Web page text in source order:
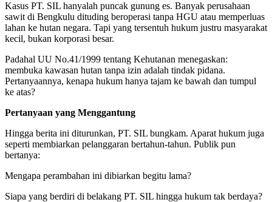
Kasus PT. SIL hanyalah puncak gunung es. Banyak perusahaan
sawit di Bengkulu dituding beroperasi tanpa HGU atau memperluas
lahan ke hutan negara. Tapi yang tersentuh hukum justru masyarakat
kecil, bukan korporasi besar.
Padahal UU No.41/1999 tentang Kehutanan menegaskan:
membuka kawasan hutan tanpa izin adalah tindak pidana.
Pertanyaannya, kenapa hukum hanya tajam ke bawah dan tumpul
ke atas?
Pertanyaan yang Menggantung
Hingga berita ini diturunkan, PT. SIL bungkam. Aparat hukum juga
seperti membiarkan pelanggaran bertahun-tahun. Publik pun
bertanya:
Mengapa perambahan ini dibiarkan begitu lama?
Siapa yang berdiri di belakang PT. SIL hingga hukum tak berdaya?